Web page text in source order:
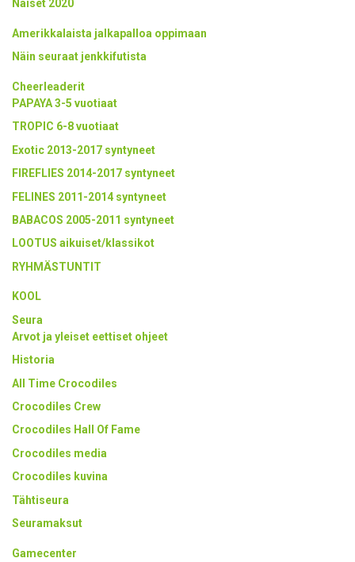
Naiset 2020
Amerikkalaista jalkapalloa oppimaan
Näin seuraat jenkkifutista
Cheerleaderit
PAPAYA 3-5 vuotiaat
TROPIC 6-8 vuotiaat
Exotic 2013-2017 syntyneet
FIREFLIES 2014-2017 syntyneet
FELINES 2011-2014 syntyneet
BABACOS 2005-2011 syntyneet
LOOTUS aikuiset/klassikot
RYHMÄSTUNTIT
KOOL
Seura
Arvot ja yleiset eettiset ohjeet
Historia
All Time Crocodiles
Crocodiles Crew
Crocodiles Hall Of Fame
Crocodiles media
Crocodiles kuvina
Tähtiseura
Seuramaksut
Gamecenter